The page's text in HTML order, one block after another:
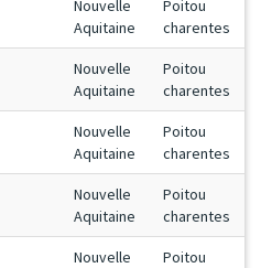
Nouvelle
Aquitaine
Poitou
charentes
Nouvelle
Aquitaine
Poitou
charentes
Nouvelle
Aquitaine
Poitou
charentes
Nouvelle
Aquitaine
Poitou
charentes
Nouvelle
Poitou